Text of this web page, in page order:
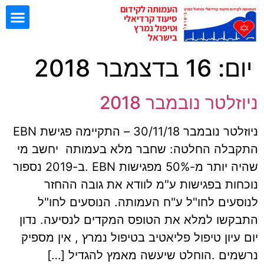
העמותה לקידום
סיעוד קרדיאלי
וטיפול נמרץ
בישראל
יום: 16 בדצמבר 2018
ניוזלטר נובמבר 2018
ניוזלטר נובמבר 30/11/18 – התקיימה פגישת EBN
התקבלה החלטה: שחבר מלא בעמותה יחשב מי
שהיה יותר מ-50% מפגישות EBN .ב-2019 נספור
נוכחות בפגישות ע"מ לוודא את גובה ההחזר
לנוסעים לחו"ל ע"ח העמותה. הנוסעים לחו"ל
התבקשו למלא את הטופס המקדים לנסיעה. נדון
יום עיון טיפול פליאטיב בטיפול נמרץ , אין מספיק
נרשמים .הוחלט שיעשה מאמץ להגדיל […]